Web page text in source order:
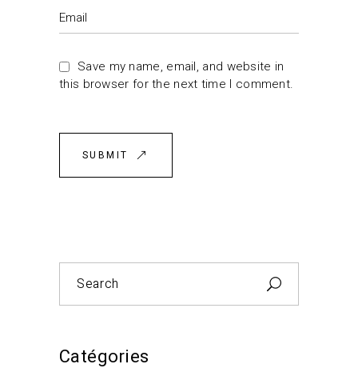
Save my name, email, and website in
this browser for the next time I comment.
SUBMIT
for:
Catégories